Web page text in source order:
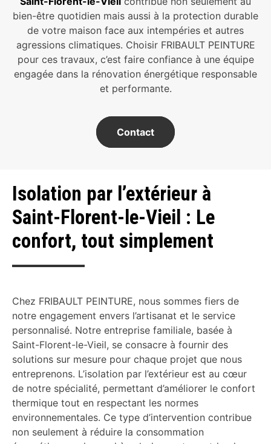
bien-être quotidien mais aussi à la protection durable
de votre maison face aux intempéries et autres
agressions climatiques. Choisir FRIBAULT PEINTURE
pour ces travaux, c’est faire confiance à une équipe
engagée dans la rénovation énergétique responsable
et performante.
Contact
Isolation par l’extérieur à
Saint-Florent-le-Vieil : Le
confort, tout simplement
Chez FRIBAULT PEINTURE, nous sommes fiers de
notre engagement envers l’artisanat et le service
personnalisé. Notre entreprise familiale, basée à
Saint-Florent-le-Vieil, se consacre à fournir des
solutions sur mesure pour chaque projet que nous
entreprenons. L’isolation par l’extérieur est au cœur
de notre spécialité, permettant d’améliorer le confort
thermique tout en respectant les normes
environnementales. Ce type d’intervention contribue
non seulement à réduire la consommation